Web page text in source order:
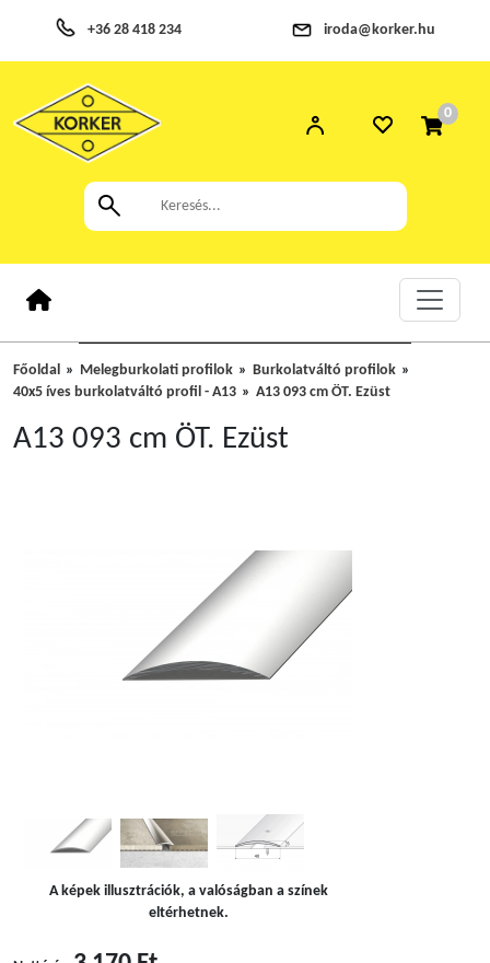
+36 28 418 234 iroda@korker.hu
0
Főoldal Melegburkolati profilok
Burkolatváltó profilok
40x5 íves burkolatváltó profil - A13
A13 093 cm ÖT. Ezüst
A13 093 cm ÖT. Ezüst
A képek illusztrációk, a valóságban a színek
eltérhetnek.